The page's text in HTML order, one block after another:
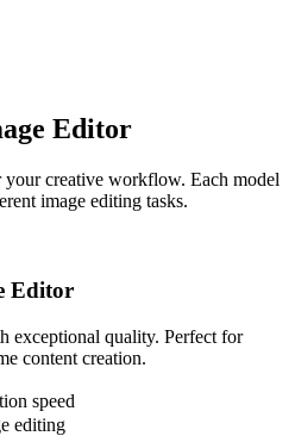
Editor
creative workflow. Each model
image editing tasks.
Editor
exceptional quality. Perfect for
content creation.
speed
editing